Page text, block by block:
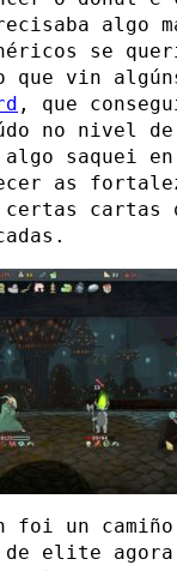
algo
se
que vin
, que
no nivel
saquei
as
certas cartas
un camiño
de elite agora